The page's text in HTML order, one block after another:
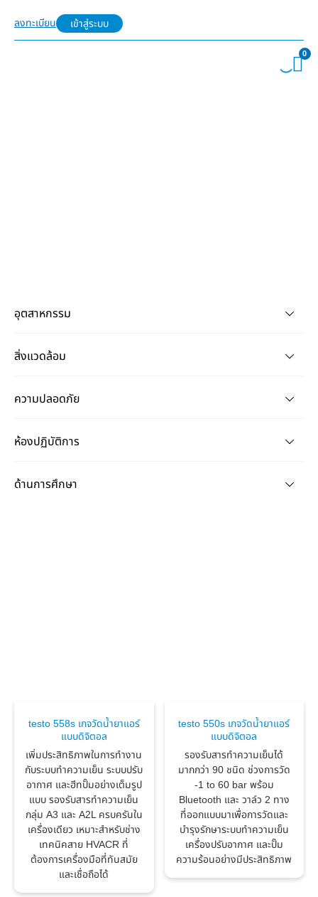
ลงทะเบียน เข้าสู่ระบบ
0
อุตสาหกรรม
สิ่งแวดล้อม
ความปลอดภัย
ห้องปฏิบัติการ
ด้านการศึกษา
testo 558s เกจวัดน้ำยาแอร์
แบบดิจิตอล
เพิ่มประสิทธิภาพในการทำงาน
กับระบบทำความเย็น ระบบปรับ
อากาศ และฮีทปั๊มอย่างเต็มรูป
แบบ รองรับสารทำความเย็น
กลุ่ม A3 และ A2L ครบครันใน
เครื่องเดียว เหมาะสำหรับช่าง
เทคนิคสาย HVACR ที่
ต้องการเครื่องมือที่ทันสมัย
และเชื่อถือได้
testo 550s เกจวัดน้ำยาแอร์
แบบดิจิตอล
รองรับสารทำความเย็นได้
มากกว่า 90 ชนิด ช่วงการวัด
-1 to 60 bar พร้อม
Bluetooth และ วาล์ว 2 ทาง
ที่ออกแบบมาเพื่อการวัดและ
บำรุงรักษาระบบทำความเย็น
เครื่องปรับอากาศ และปั๊ม
ความร้อนอย่างมีประสิทธิภาพ